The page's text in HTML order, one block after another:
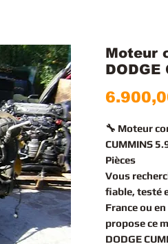
Moteur
DODGE
🔧 Moteur
CUMMINS
Pièces
Vous
fiable, testé
France ou
propose ce
DODGE